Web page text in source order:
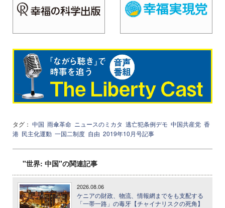
タグ： 中国 雨傘革命 ニュースのミカタ 逃亡犯条例デモ 中国共産党 香
港 民主化運動 一国二制度 自由 2019年10月号記事
"世界: 中国"の関連記事
2026.08.06
ケニアの財政、物流、情報網までをも支配する
「一帯一路」の毒牙【チャイナリスクの死角】